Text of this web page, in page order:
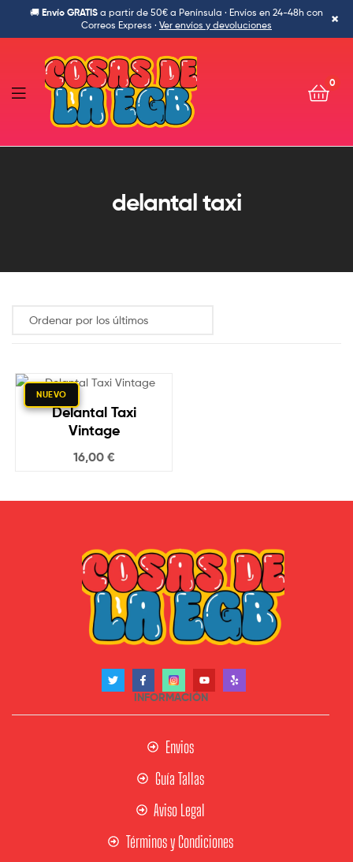
🚚 Envío GRATIS a partir de 50€ a Península · Envíos en 24-48h con
Correos Express · Ver envíos y devoluciones ×
Cosas
Ochentera,
y
molona
0
delantal taxi
NUEVO
Delantal Taxi
Vintage
16,00 €
INFORMACIÓN
Envios
Guía Tallas
Aviso Legal
Términos y Condiciones